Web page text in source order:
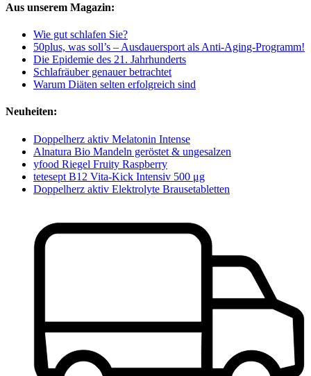
Aus unserem Magazin:
Wie gut schlafen Sie?
50plus, was soll’s – Ausdauersport als Anti-Aging-Programm!
Die Epidemie des 21. Jahrhunderts
Schlafräuber genauer betrachtet
Warum Diäten selten erfolgreich sind
Neuheiten:
Doppelherz aktiv Melatonin Intense
Alnatura Bio Mandeln geröstet & ungesalzen
yfood Riegel Fruity Raspberry
tetesept B12 Vita-Kick Intensiv 500 μg
Doppelherz aktiv Elektrolyte Brausetabletten